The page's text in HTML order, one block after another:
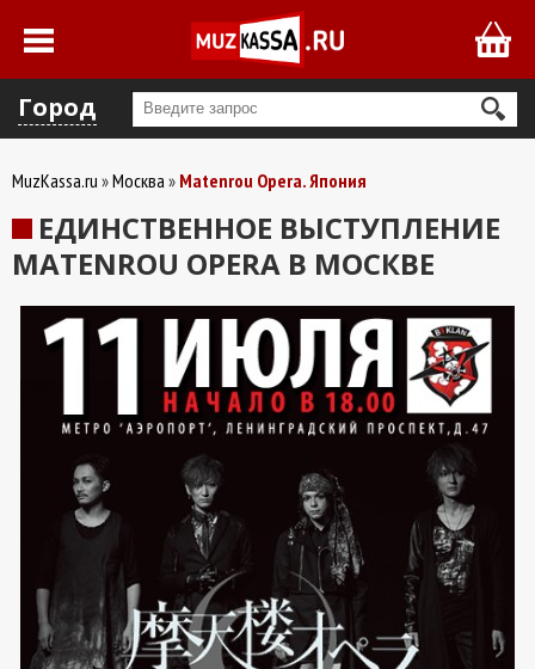
Город
MuzKassa.ru Москва Matenrou Opera. Япония
ЕДИНСТВЕННОЕ ВЫСТУПЛЕНИЕ
MATENROU OPERA В МОСКВЕ